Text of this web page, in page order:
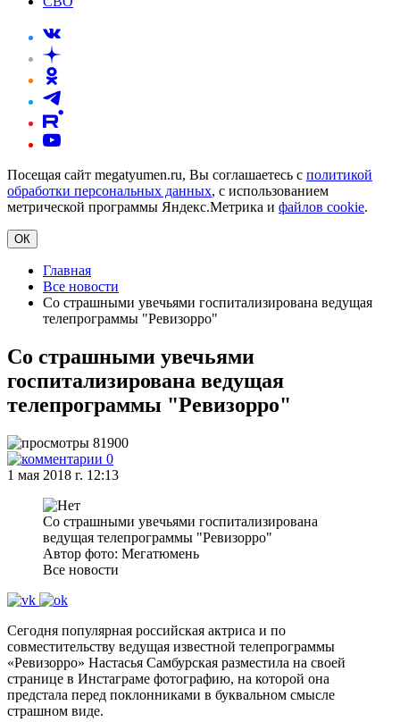
Посещая сайт megatyumen.ru, Вы соглашаетесь с политикой
обработки персональных данных, с использованием
метрической программы Яндекс.Метрика и файлов cookie.
ОК
Главная
Все новости
Со страшными увечьями госпитализирована ведущая
телепрограммы "Ревизорро"
Со страшными увечьями
госпитализирована ведущая
телепрограммы "Ревизорро"
81900
0
1 мая 2018 г. 12:13
Со страшными увечьями госпитализирована
ведущая телепрограммы "Ревизорро"
Автор фото: Мегатюмень
Все новости
Сегодня популярная российская актриса и по
совместительству ведущая известной телепрограммы
«Ревизорро» Настасья Самбурская разместила на своей
странице в Инстаграме фотографию, на которой она
предстала перед поклонниками в буквальном смысле
страшном виде.